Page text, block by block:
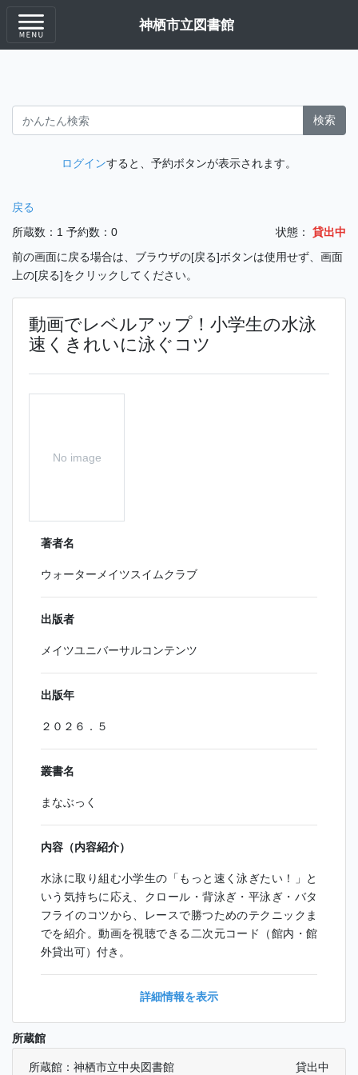
神栖市立図書館
検索
ログインすると、予約ボタンが表示されます。
戻る
所蔵数：1 予約数：0 状態：
貸出中
前の画面に戻る場合は、ブラウザの[戻る]ボタンは使用せず、画面
上の[戻る]をクリックしてください。
動画でレベルアップ！小学生の水泳
速くきれいに泳ぐコツ
No image
著者名
ウォーターメイツスイムクラブ
出版者
メイツユニバーサルコンテンツ
出版年
２０２６．５
叢書名
まなぶっく
内容（内容紹介）
水泳に取り組む小学生の「もっと速く泳ぎたい！」と
いう気持ちに応え、クロール・背泳ぎ・平泳ぎ・バタ
フライのコツから、レースで勝つためのテクニックま
でを紹介。動画を視聴できる二次元コード（館内・館
外貸出可）付き。
詳細情報を表示
所蔵館
所蔵館：神栖市立中央図書館 貸出中